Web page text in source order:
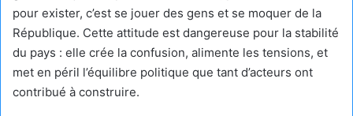
pour exister, c’est se jouer des gens et se moquer de la
République. Cette attitude est dangereuse pour la stabilité
du pays : elle crée la confusion, alimente les tensions, et
met en péril l’équilibre politique que tant d’acteurs ont
contribué à construire.